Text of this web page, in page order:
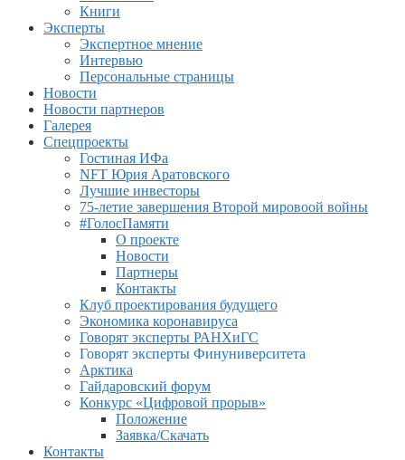
Книги
Эксперты
Экспертное мнение
Интервью
Персональные страницы
Новости
Новости партнеров
Галерея
Спецпроекты
Гостиная ИФа
NFT Юрия Аратовского
Лучшие инвесторы
75-летие завершения Второй мировоой войны
#ГолосПамяти
О проекте
Новости
Партнеры
Контакты
Клуб проектирования будущего
Экономика коронавируса
Говорят эксперты РАНХиГС
Говорят эксперты Финуниверситета
Арктика
Гайдаровский форум
Конкурс «Цифровой прорыв»
Положение
Заявка/Скачать
Контакты